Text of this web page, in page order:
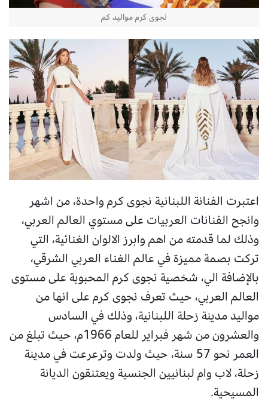
نجوى كرم مواليد كم
اعتبرت الفنانة اللبنانية نجوى كرم واحدة، من اشهر
وانجح الفنانات العربيات على مستوي العالم العربي،
وذلك لما قدمته من اهم وابرز الالوان الغنائية، التي
تركت بصمة مميزة في عالم الغناء العربي الشرقي،
بالإضافة الي، شخصية نجوى كرم المحبوبة على مستوى
العالم العربي، حيث تعرف نجوى كرم على انها من
مواليد مدينة زحلة اللبنانية، وذلك في السادس
والعشرون من شهر فبراير للعام 1966م، حيث تبلغ من
العمر نحو 57 سنة، حيث ولدت وترعرعت في مدينة
زحلة، لاب وام لبنانيين الجنسية ويعتنقون الديانة
المسيحية.